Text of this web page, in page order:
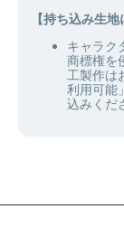
【持ち込み生
キャラク
商標権を
工製作は
利用可能
込みくだ